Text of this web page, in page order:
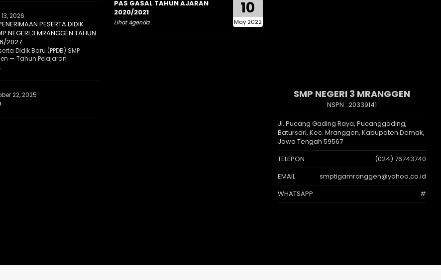
2026
PESERTA DIDIK
NEGERI 3 MRANGGEN TAHUN
2027
Didik Baru (PPDB) SMP
— Tahun Pelajaran
22, 2025
10
May 2022
PAS GASAL TAHUN AJARAN
2020/2021
Lihat Agenda...
SMP NEGERI 3 MRANGGEN
NSPN : 20339141
Jl. Pucang Gading Raya, Pucanggading,
Batursari, Kec. Mranggen, Kabupaten Demak,
Jawa Tengah 59567
TELEPON
(024) 76743740
EMAIL
smptigamranggen@yahoo.co.id
WHATSAPP
#